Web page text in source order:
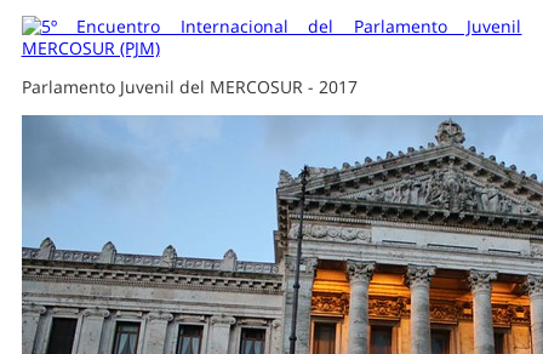
Parlamento Juvenil del MERCOSUR - 2017